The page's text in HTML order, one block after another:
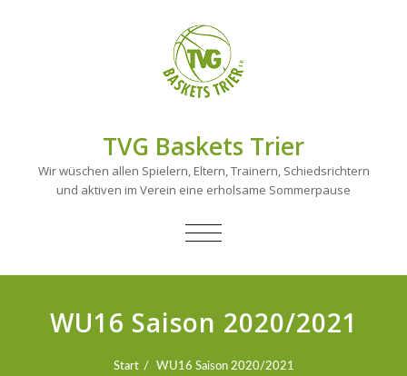
TVG Baskets Trier
Wir wüschen allen Spielern, Eltern, Trainern, Schiedsrichtern
und aktiven im Verein eine erholsame Sommerpause
NAVIGATION
WU16 Saison 2020/2021
Start WU16 Saison 2020/2021